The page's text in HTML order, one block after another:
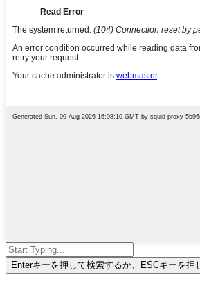
Enterキーを押して検索するか、ESCキーを押